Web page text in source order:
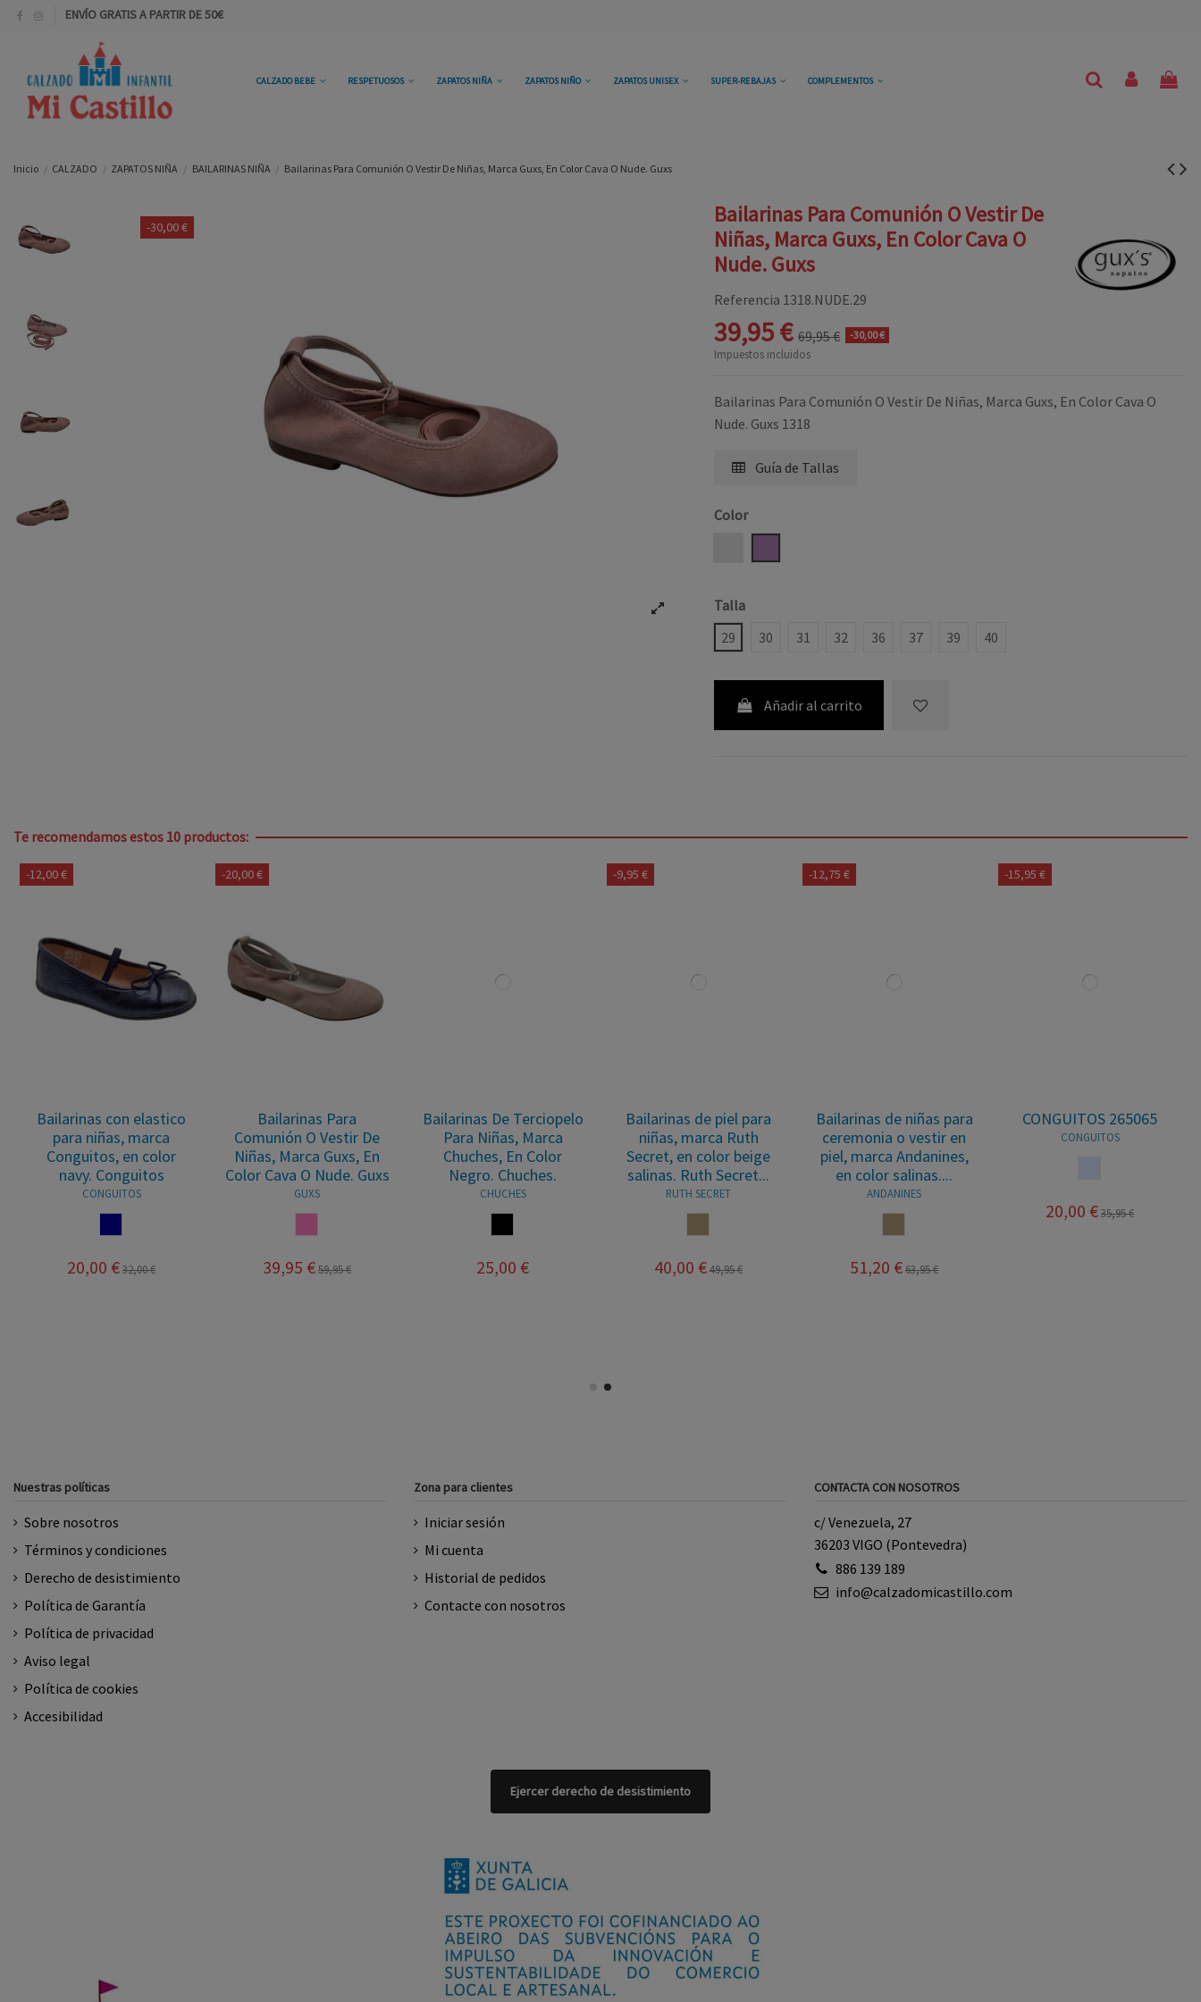
ENVÍO GRATIS A PARTIR DE 50€
CALZADO BEBE RESPETUOSOS ZAPATOS NIÑA ZAPATOS NIÑO ZAPATOS UNISEX SUPER-REBAJAS COMPLEMENTOS
Inicio CALZADO ZAPATOS NIÑA BAILARINAS NIÑA Bailarinas Para Comunión O Vestir De Niñas, Marca Guxs, En Color Cava O Nude. Guxs
-30,00 €
Bailarinas Para Comunión O Vestir De
Niñas, Marca Guxs, En Color Cava O
Nude. Guxs
Referencia 1318.NUDE.29
39,95 € 69,95 € -30,00 €
Impuestos incluidos
Bailarinas Para Comunión O Vestir De Niñas, Marca Guxs, En Color Cava O
Nude. Guxs 1318
Guía de Tallas
Color
Talla
29
30 31 32 36 37 39 40
Añadir al carrito
Te recomendamos estos 10 productos:
-12,00 €
Bailarinas con elastico
para niñas, marca
Conguitos, en color
navy. Conguitos
CONGUITOS
20,00 €32,00 €
-20,00 €
Bailarinas Para
Comunión O Vestir De
Niñas, Marca Guxs, En
Color Cava O Nude. Guxs
GUXS
39,95 €59,95 €
Bailarinas De Terciopelo
Para Niñas, Marca
Chuches, En Color
Negro. Chuches.
CHUCHES
25,00 €
-9,95 €
Bailarinas de piel para
niñas, marca Ruth
Secret, en color beige
salinas. Ruth Secret...
RUTH SECRET
40,00 €49,95 €
-12,75 €
Bailarinas de niñas para
ceremonia o vestir en
piel, marca Andanines,
en color salinas....
ANDANINES
51,20 €63,95 €
-15,95 €
CONGUITOS 265065
CONGUITOS
20,00 €35,95 €
Nuestras políticas
Sobre nosotros
Términos y condiciones
Derecho de desistimiento
Política de Garantía
Política de privacidad
Aviso legal
Política de cookies
Accesibilidad
Zona para clientes
Iniciar sesión
Mi cuenta
Historial de pedidos
Contacte con nosotros
CONTACTA CON NOSOTROS
c/ Venezuela, 27
36203 VIGO (Pontevedra)
886 139 189
info@calzadomicastillo.com
Ejercer derecho de desistimiento